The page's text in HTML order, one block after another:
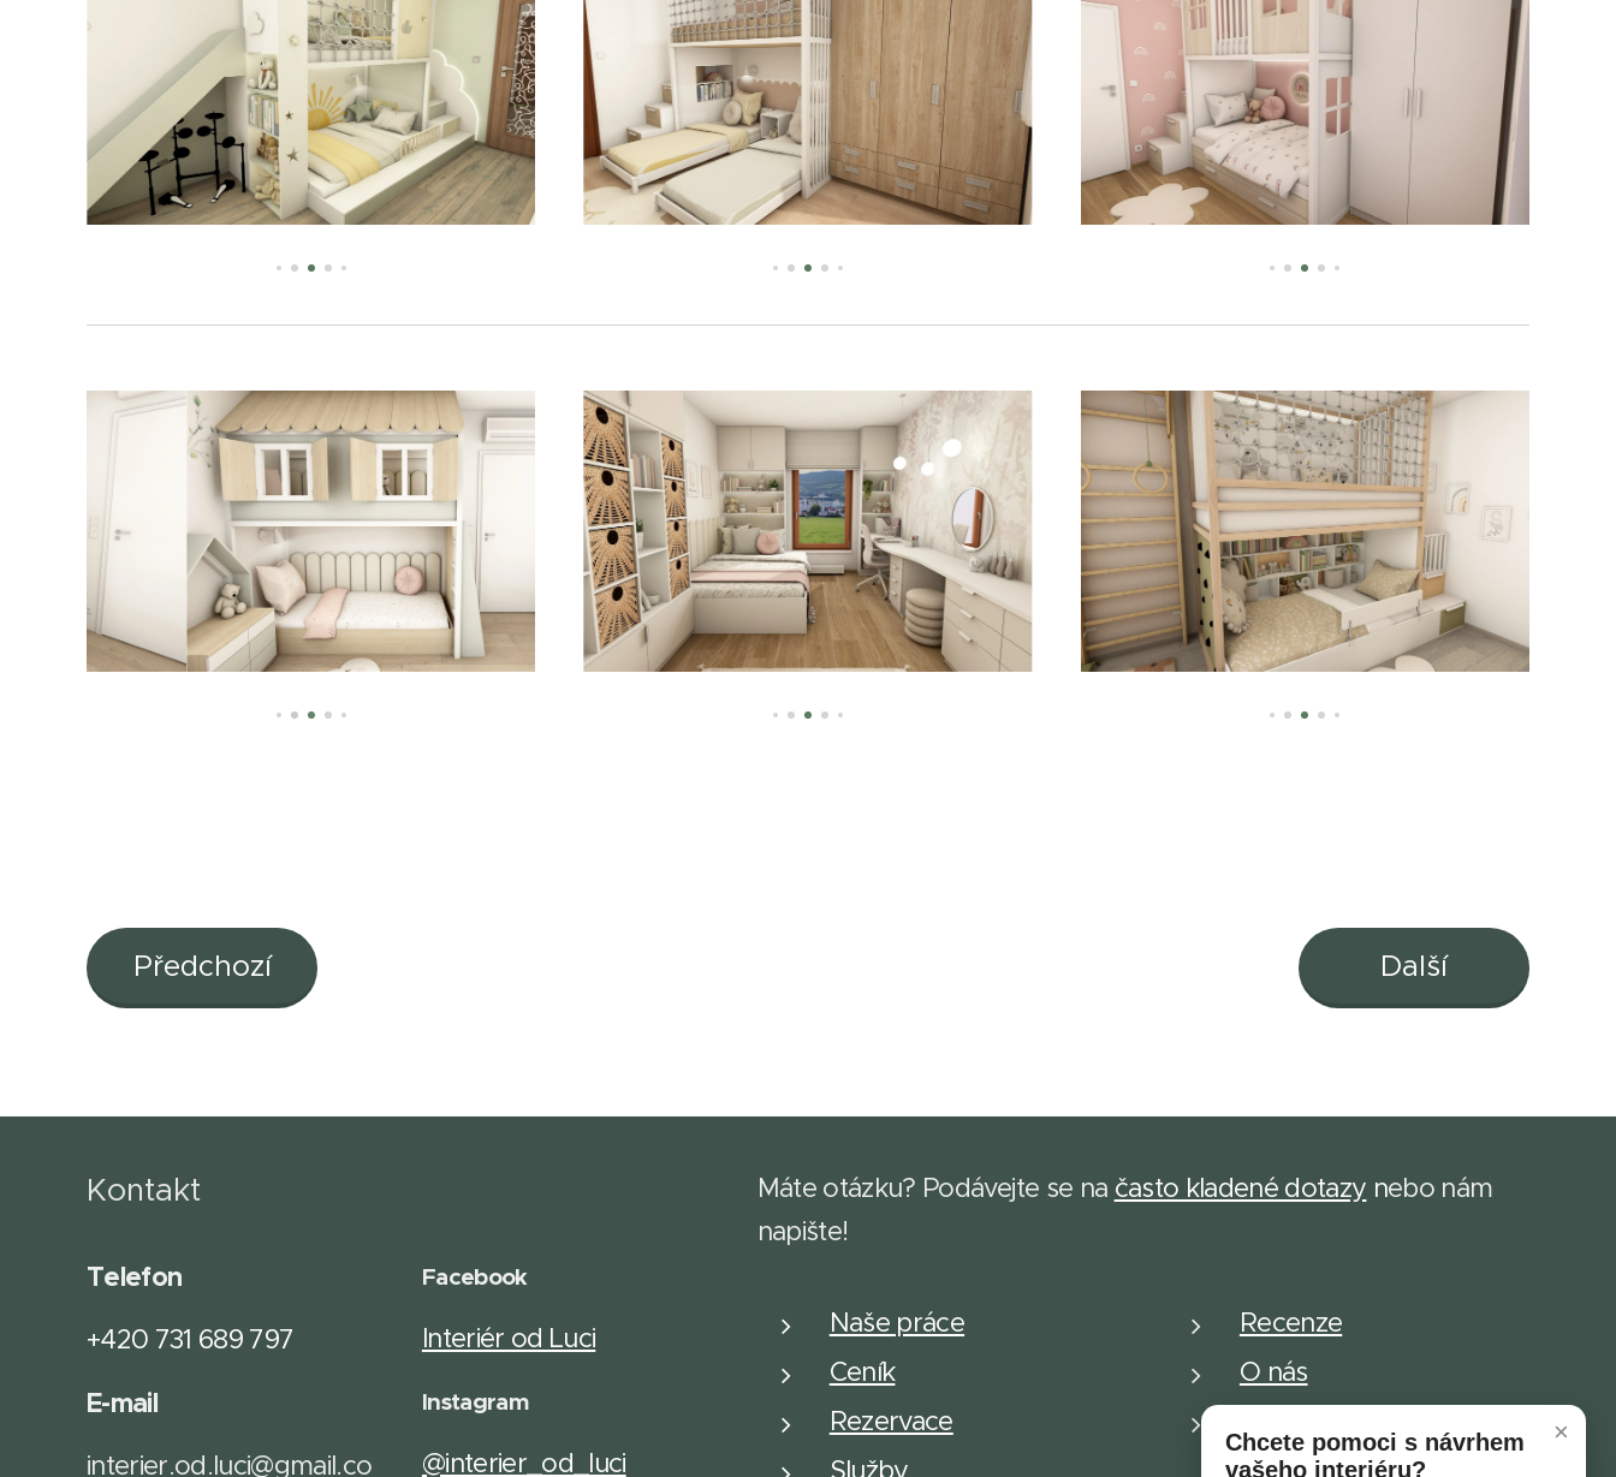
Předchozí Další
Kontakt
Telefon
+420 731 689 797
E-mail
interier.od.luci@gmail.co
Facebook
Interiér od Luci
Instagram
@interier_od_luci
Máte otázku? Podávejte se na často kladené dotazy nebo nám
napište!
Naše práce
Ceník
Rezervace
Služby
Recenze
O nás
×
Chcete pomoci s návrhem
vašeho interiéru?